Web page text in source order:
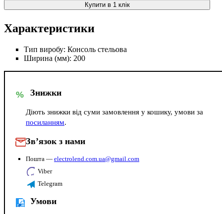
Купити в 1 клік
Характеристики
Тип виробу: Консоль стельова
Ширина (мм): 200
% Знижки
Діють знижки від суми замовлення у кошику, умови за
посиланням.
Зв’язок з нами
Пошта — electrolend.com.ua@gmail.com
Viber
Telegram
Умови